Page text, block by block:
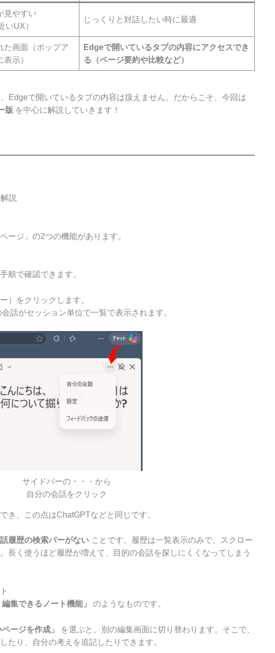
見やすい
いUX）
じっくりと対話したい時に最適
た画面（ポップア
示）
Edgeで開いているタブの内容にアクセスでき
る（ページ要約や比較など）
Edgeで開いているタブの内容は扱えません。だからこそ、今回は
版 を中心に解説していきます！
説
ージ」の2つの機能があります。
順で確認できます。
）をクリックします。
話がセッション単位で一覧で表示されます。
サイドバーの・・・から
自分の会話をクリック
き、この点はChatGPTなどと同じです。
履歴の検索バーがない ことです。履歴は一覧表示のみで、スクロー
長く使うほど履歴が増えて、目的の会話を探しにくくなってしまう
集できるノート機能」 のようなものです。
ページを作成」
を選ぶと、別の編集画面に切り替わります。そこで、
たり、自分の考えを追記したりできます。